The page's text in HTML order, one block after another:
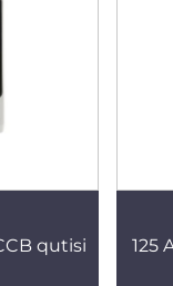
qutisi 125